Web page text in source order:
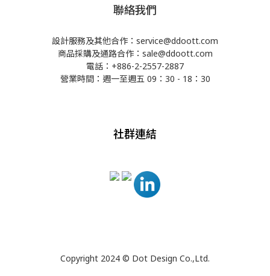
聯絡我們
設計服務及其他合作：service@ddoott.com
商品採購及通路合作：sale@ddoott.com
電話：+886-2-2557-2887
營業時間：週一至週五 09：30 - 18：30
社群連結
Copyright 2024 © Dot Design Co.,Ltd.